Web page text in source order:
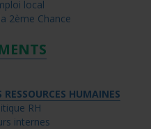
local
2ème Chance
HUMAINES
RH
internes